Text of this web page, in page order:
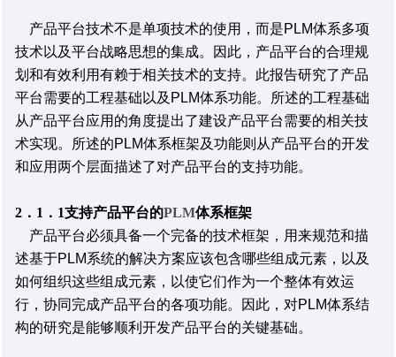
产品平台技术不是单项技术的使用，而是PLM体系多项
技术以及平台战略思想的集成。因此，产品平台的合理规
划和有效利用有赖于相关技术的支持。此报告研究了产品
平台需要的工程基础以及PLM体系功能。所述的工程基础
从产品平台应用的角度提出了建设产品平台需要的相关技
术实现。所述的PLM体系框架及功能则从产品平台的开发
和应用两个层面描述了对产品平台的支持功能。
2．1．1支持产品平台的PLM体系框架
产品平台必须具备一个完备的技术框架，用来规范和描
述基于PLM系统的解决方案应该包含哪些组成元素，以及
如何组织这些组成元素，以使它们作为一个整体有效运
行，协同完成产品平台的各项功能。因此，对PLM体系结
构的研究是能够顺利开发产品平台的关键基础。